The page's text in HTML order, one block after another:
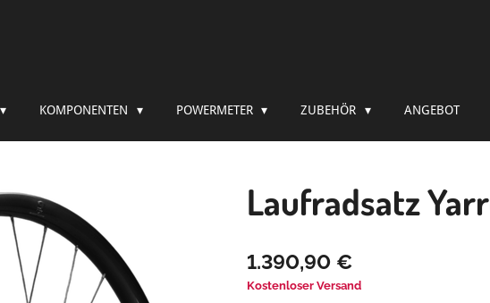
KOMPONENTEN POWERMETER ZUBEHÖR ANGEBOT
Laufradsatz
1.390,90 €
Kostenloser Versand